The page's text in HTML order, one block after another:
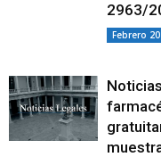
2963/
Febrero